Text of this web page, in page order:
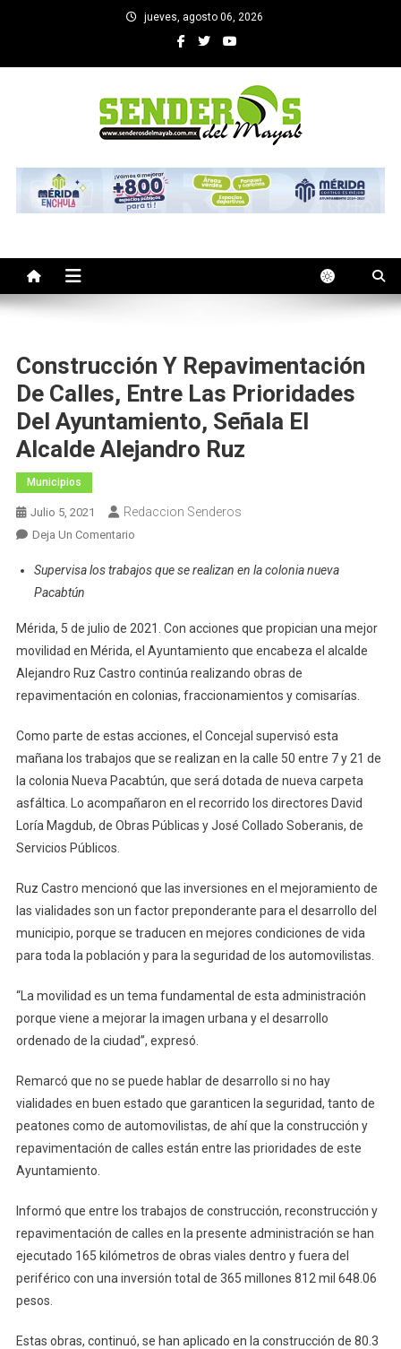
jueves, agosto 06, 2026
SENDEROS DEL MAYAB
Construcción Y Repavimentación
De Calles, Entre Las Prioridades
Del Ayuntamiento, Señala El
Alcalde Alejandro Ruz
Municipios
Julio 5, 2021 Redaccion Senderos
Deja Un ComentarioEn
Y
Calles,
Entre
Las
Prioridades
Ayuntamiento,
Señala
El
Alcalde
Alejandro
Supervisa los trabajos que se realizan en la colonia nueva
Pacabtún
Mérida, 5 de julio de 2021. Con acciones que propician una mejor
movilidad en Mérida, el Ayuntamiento que encabeza el alcalde
Alejandro Ruz Castro continúa realizando obras de
repavimentación en colonias, fraccionamientos y comisarías.
Como parte de estas acciones, el Concejal supervisó esta
mañana los trabajos que se realizan en la calle 50 entre 7 y 21 de
la colonia Nueva Pacabtún, que será dotada de nueva carpeta
asfáltica. Lo acompañaron en el recorrido los directores David
Loría Magdub, de Obras Públicas y José Collado Soberanis, de
Servicios Públicos.
Ruz Castro mencionó que las inversiones en el mejoramiento de
las vialidades son un factor preponderante para el desarrollo del
municipio, porque se traducen en mejores condiciones de vida
para toda la población y para la seguridad de los automovilistas.
“La movilidad es un tema fundamental de esta administración
porque viene a mejorar la imagen urbana y el desarrollo
ordenado de la ciudad”, expresó.
Remarcó que no se puede hablar de desarrollo si no hay
vialidades en buen estado que garanticen la seguridad, tanto de
peatones como de automovilistas, de ahí que la construcción y
repavimentación de calles están entre las prioridades de este
Ayuntamiento.
Informó que entre los trabajos de construcción, reconstrucción y
repavimentación de calles en la presente administración se han
ejecutado 165 kilómetros de obras viales dentro y fuera del
periférico con una inversión total de 365 millones 812 mil 648.06
pesos.
Estas obras, continuó, se han aplicado en la construcción de 80.3